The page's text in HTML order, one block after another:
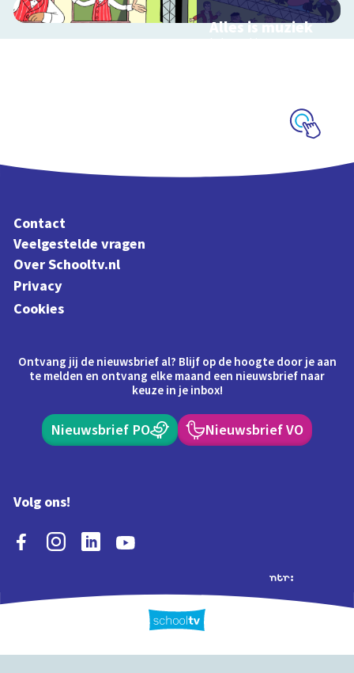
Alles is muziek
Interactieve
Contact
Veelgestelde vragen
Over Schooltv.nl
Privacy
Cookies
Ontvang jij de nieuwsbrief al? Blijf op de hoogte door je aan
te melden en ontvang elke maand een nieuwsbrief naar
keuze in je inbox!
Nieuwsbrief PO Nieuwsbrief VO
Volg ons!